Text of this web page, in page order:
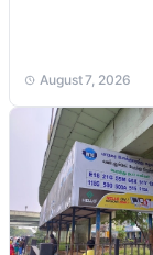
August 7, 2026